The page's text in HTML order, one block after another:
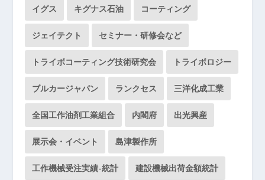
イグス キグナス石油 コーティング
ジェイテクト セミナー・研修会など
トライボコーティング技術研究会 トライボロジー
ブルカージャパン ランクセス 三洋化成工業
全国工作油剤工業組合 内閣府 出光興産
展示会・イベント 島津製作所
工作機械受注実績-統計 建設機械出荷金額統計